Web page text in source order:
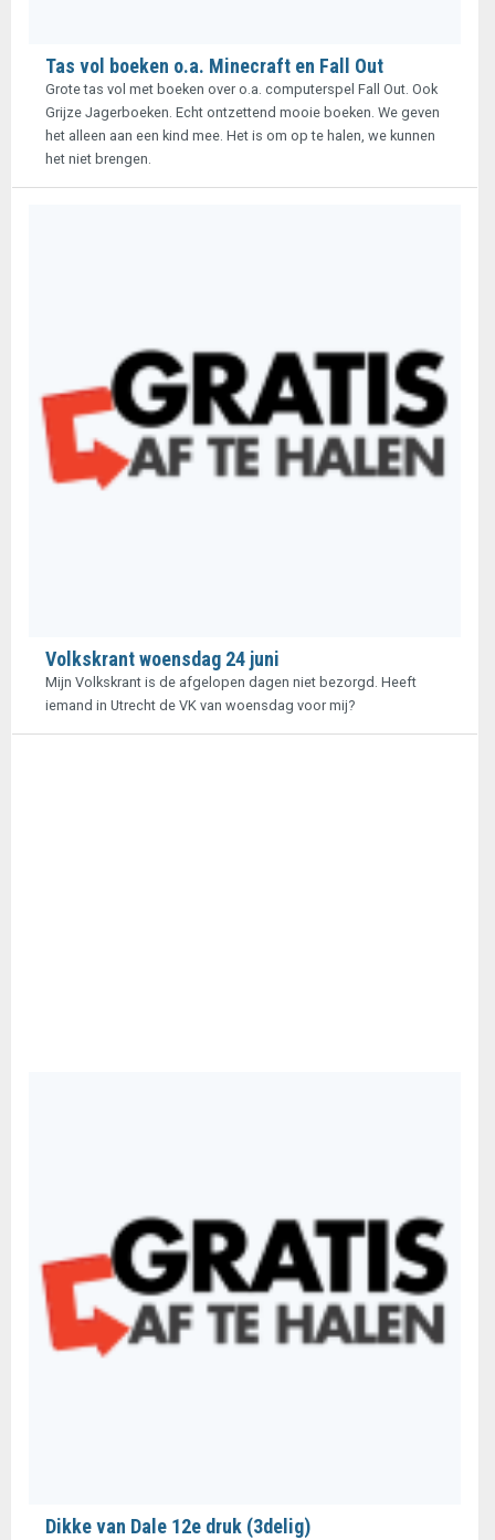
Tas vol boeken o.a. Minecraft en Fall Out
Grote tas vol met boeken over o.a. computerspel Fall Out. Ook
Grijze Jagerboeken. Echt ontzettend mooie boeken. We geven
het alleen aan een kind mee. Het is om op te halen, we kunnen
het niet brengen.
Volkskrant woensdag 24 juni
Mijn Volkskrant is de afgelopen dagen niet bezorgd. Heeft
iemand in Utrecht de VK van woensdag voor mij?
Dikke van Dale 12e druk (3delig)